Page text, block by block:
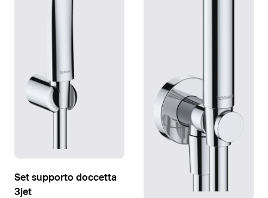
Set supporto doccetta
3jet